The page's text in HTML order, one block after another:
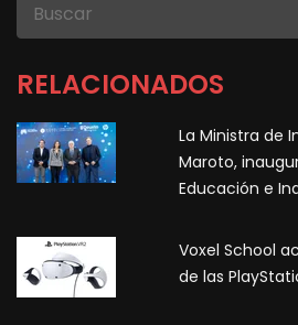
RELACIONADOS
La Ministra de
Maroto,
Educación e
Voxel School
de las